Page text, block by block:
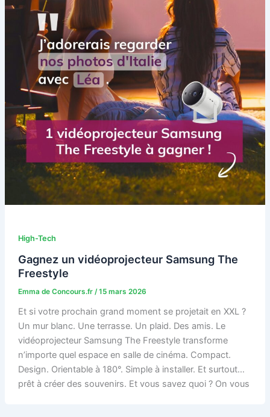
High-Tech
Gagnez un vidéoprojecteur Samsung The
Freestyle
Emma de Concours.fr /15 mars 2026
Et si votre prochain grand moment se projetait en XXL ?
Un mur blanc. Une terrasse. Un plaid. Des amis. Le
vidéoprojecteur Samsung The Freestyle transforme
n’importe quel espace en salle de cinéma. Compact.
Design. Orientable à 180°. Simple à installer. Et surtout…
prêt à créer des souvenirs. Et vous savez quoi ? On vous